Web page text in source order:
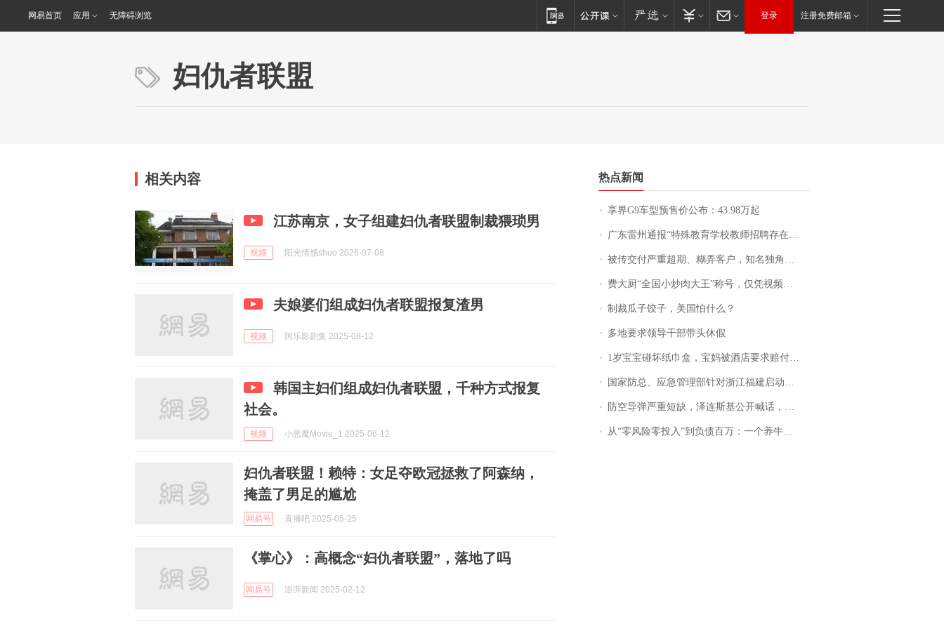
网易首页 应用 无障碍浏览 登录 注册免费邮箱
妇仇者联盟
相关内容
江苏南京，女子组建妇仇者联盟制裁猥琐男
视频 阳光情感shuo 2026-07-08
夫娘婆们组成妇仇者联盟报复渣男
视频 阿乐影剧集 2025-08-12
韩国主妇们组成妇仇者联盟，千种方式报复
社会。
视频 小恶魔Movie_1 2025-06-12
妇仇者联盟！赖特：女足夺欧冠拯救了阿森纳，
掩盖了男足的尴尬
网易号 直播吧 2025-05-25
《掌心》：高概念“妇仇者联盟”，落地了吗
网易号 澎湃新闻 2025-02-12
热点新闻
享界G9车型预售价公布：43.98万起
广东雷州通报“特殊教育学校教师招聘存在违规行为”：已启动问责程序 副校长被停职
被传交付严重超期、糊弄客户，知名独角兽车企创始人回应：都没证据，将依法采取措施，“本人长期与美国交管局保持沟通，对方表示肯定”
费大厨“全国小炒肉大王”称号，仅凭视频评出？中国烹饪协会回应
制裁瓜子饺子，美国怕什么？
多地要求领导干部带头休假
1岁宝宝碰坏纸巾盒，宝妈被酒店要求赔付924元！三亚一酒店回复：骨瓷定制！网友一查价格，吵翻了
国家防总、应急管理部针对浙江福建启动防汛防台风四级应急响应
防空导弹严重短缺，泽连斯基公开喊话，乌克兰失去导弹拦截能力？
从“零风险零投入”到负债百万：一个养牛项目崩盘后，谁该为农户的贷款买单丨红星调查